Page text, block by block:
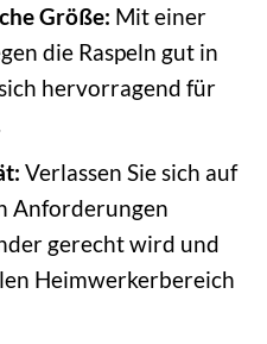
Größe: Mit einer
die Raspeln gut in
hervorragend für
Verlassen Sie sich auf
Anforderungen
gerecht wird und
Heimwerkerbereich